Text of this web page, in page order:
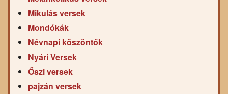
Mikulás versek
Mondókák
Névnapi köszöntők
Nyári Versek
Őszi versek
pajzán versek